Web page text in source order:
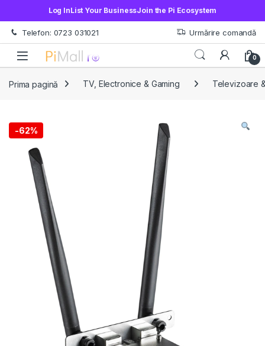
Log InList Your BusinessJoin the Pi Ecosystem
Treci la navigare
Sări la conținut
Telefon: 0723 031021 Urmărire comandă
Open 0
Prima pagină TV, Electronice & Gaming Televizoare
-62%